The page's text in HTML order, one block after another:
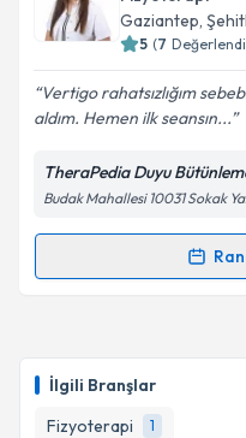
İlgili Branşlar
Fizyoterapi
1
takvim
Kişisel
Metni'ni okudum
kapsamda
Gaziantep,
5 (7
Vertigo rahatsızlığım
aldım. Hemen ilk seansın...
TheraPedia Duyu
Budak Mahallesi 10031 Sokak
Randevu
takvim